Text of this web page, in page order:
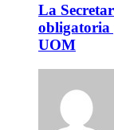
La
obligatoria
UOM